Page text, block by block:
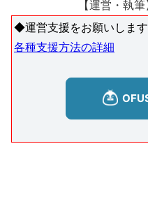
【運営・執
◆運営支援をお願いします
各種支援方法の詳細